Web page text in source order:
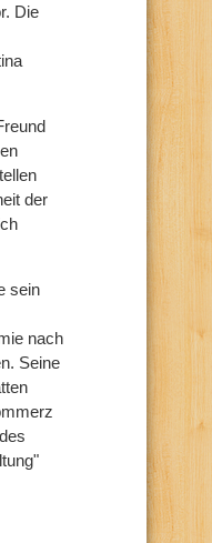
Die
der
sein
nach
Seine